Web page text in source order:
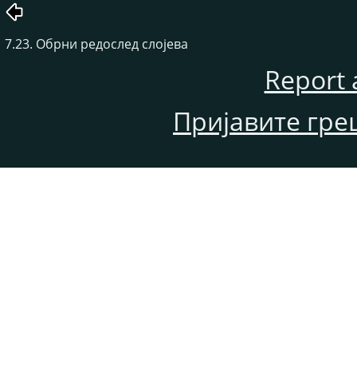
7.23. Обрни редослед слојева
Report
Пријавите